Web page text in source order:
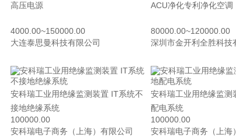
高压电源
4000.00~150000.00
大连泰思曼科技有限公司
ACU净化专利净化空调
80000.00~120000.00
深圳市金开利全胜科技
安科瑞工业用绝缘监测装置 IT系统不
接地绝缘系统
100000.00
安科瑞电子商务（上海）有限公司
安科瑞工业用绝缘监测
配电系统
100000.00
安科瑞电子商务（上海